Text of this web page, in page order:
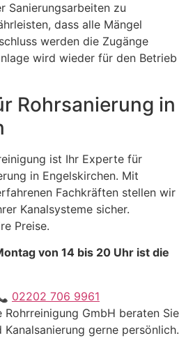
Sanierungsarbeiten zu
dass alle Mängel
werden die Zugänge
wird wieder für den Betrieb
Rohrsanierung in
ist Ihr Experte für
in Engelskirchen. Mit
Fachkräften stellen wir
Kanalsysteme sicher.
Preise.
von 14 bis 20 Uhr ist die
02202 706 9961
GmbH beraten Sie
gerne persönlich.